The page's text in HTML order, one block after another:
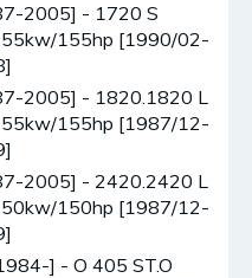
2005] - 1720 S
155hp [1990/02-
2005] - 1820.1820 L
155hp [1987/12-
2005] - 2420.2420 L
150hp [1987/12-
] - O 405 ST.O